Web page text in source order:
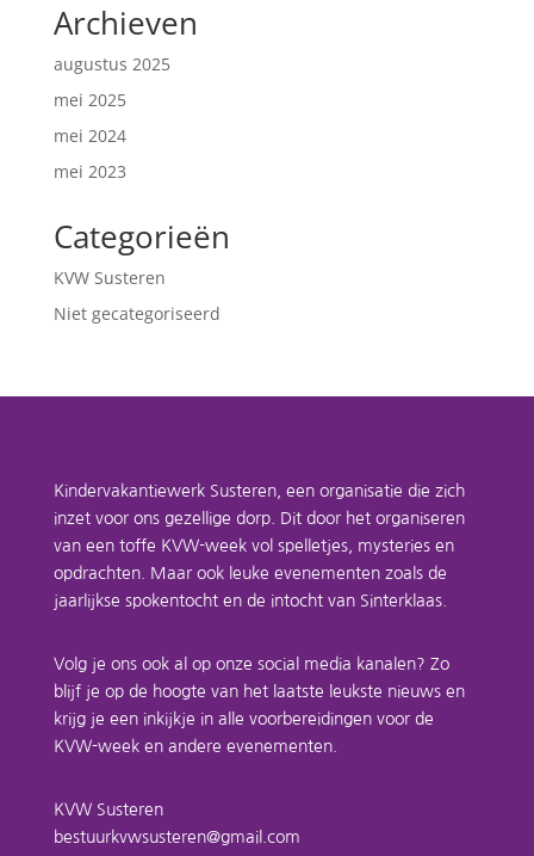
Archieven
augustus 2025
mei 2025
mei 2024
mei 2023
Categorieën
KVW Susteren
Niet gecategoriseerd
Kindervakantiewerk Susteren, een organisatie die zich
inzet voor ons gezellige dorp. Dit door het organiseren
van een toffe KVW-week vol spelletjes, mysteries en
opdrachten. Maar ook leuke evenementen zoals de
jaarlijkse spokentocht en de intocht van Sinterklaas.
Volg je ons ook al op onze social media kanalen? Zo
blijf je op de hoogte van het laatste leukste nieuws en
krijg je een inkijkje in alle voorbereidingen voor de
KVW-week en andere evenementen.
KVW Susteren
bestuurkvwsusteren@gmail.com